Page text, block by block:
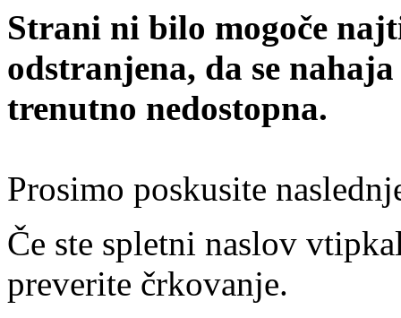
Strani ni bilo mogoče
odstranjena, da se
trenutno nedostopna.
Prosimo poskusite
Če ste spletni naslov
preverite črkovanje.